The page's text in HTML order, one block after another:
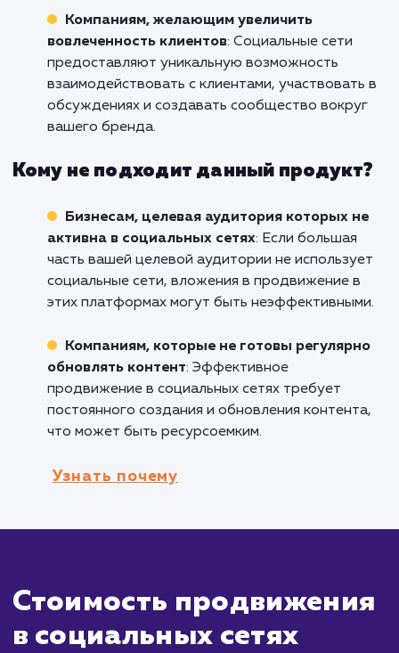
Кому подходит данный продукт?
Стартапам и молодым брендам: Если вы
только начинаете свой бизнес и хотите
максимально быстро привлечь аудиторию,
идеальным решением.
Организациям с активной целевой
аудиторией в социальных сетях
большинство вашей целевой аудитории
использует социальные сети, продвижение в
эффективным способом донесения до них
вашего сообщения.
Компаниям, желающим увеличить
вовлеченность клиентов
предоставляют уникальную возможность
Кому не подходит данный
Бизнесам, целевая аудитория которых